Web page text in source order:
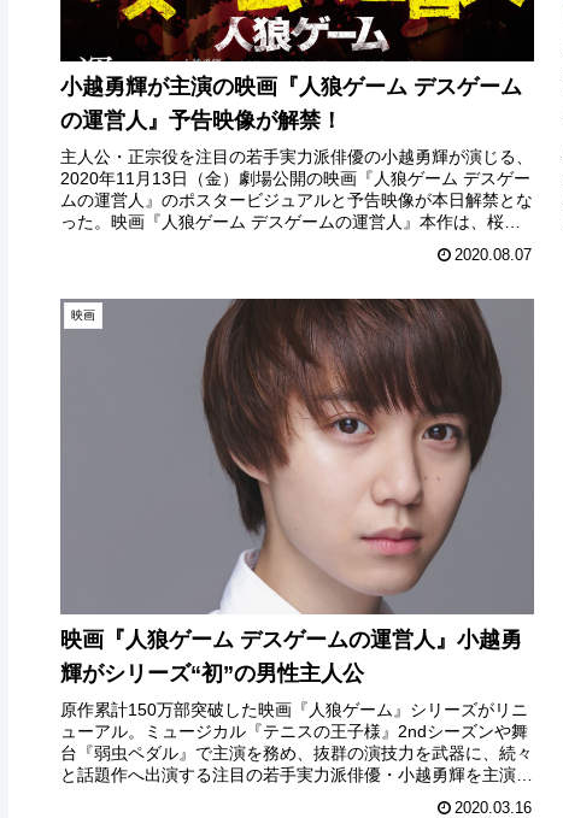
小越勇輝が主演の映画『人狼ゲーム デスゲーム
の運営人』予告映像が解禁！
主人公・正宗役を注目の若手実力派俳優の小越勇輝が演じる、
2020年11月13日（金）劇場公開の映画『人狼ゲーム デスゲー
ムの運営人』のポスタービジュアルと予告映像が本日解禁とな
った。映画『人狼ゲーム デスゲームの運営人』本作は、桜庭
2020.08.07
映画
映画『人狼ゲーム デスゲームの運営人』小越勇
輝がシリーズ“初”の男性主人公
原作累計150万部突破した映画『人狼ゲーム』シリーズがリニ
ューアル。ミュージカル『テニスの王子様』2ndシーズンや舞
台『弱虫ペダル』で主演を務め、抜群の演技力を武器に、続々
と話題作へ出演する注目の若手実力派俳優・小越勇輝を主演に
2020.03.16